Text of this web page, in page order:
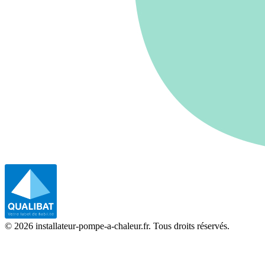
© 2026 installateur-pompe-a-chaleur.fr. Tous droits réservés.